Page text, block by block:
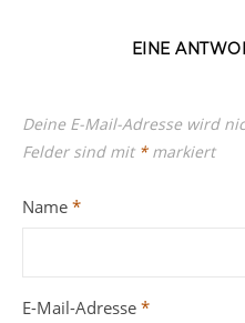
EINE
Deine E-Mail-Adresse wird
Felder sind mit *markiert
Name *
E-Mail-Adresse *